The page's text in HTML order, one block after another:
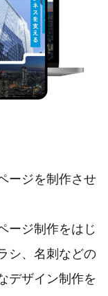
ージを制作させ
ージ制作をはじ
シ、名刺などの
デザイン制作を